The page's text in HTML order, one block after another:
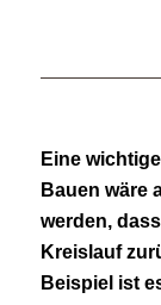
Eine
Bauen wäre
werden,
Kreislauf
Beispiel ist